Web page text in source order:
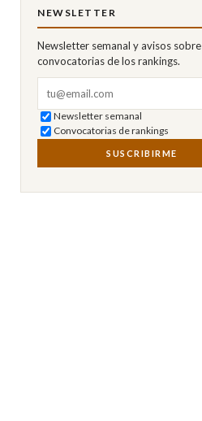
NEWSLETTER
Newsletter semanal y avisos sobre
convocatorias de los rankings.
Newsletter semanal
Convocatorias de rankings
SUSCRIBIRME